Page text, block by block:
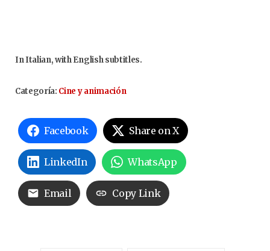
In Italian, with English subtitles.
Categoría: Cine y animación
Facebook Share on X
LinkedIn WhatsApp
Email Copy Link